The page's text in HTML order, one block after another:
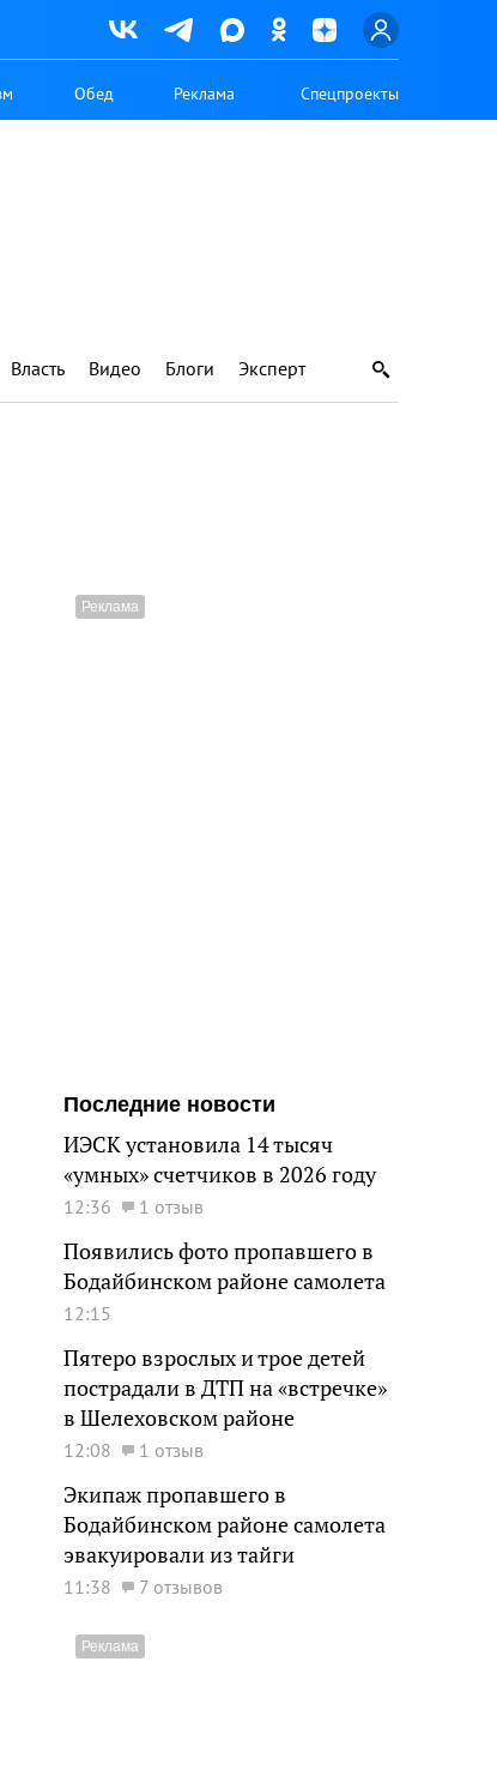
Обед Реклама Спецпроекты
Власть Видео Блоги Эксперт
Последние новости
ИЭСК установила 14 тысяч
«умных» счетчиков в 2026 году
12:36 1 отзыв
Появились фото пропавшего в
Бодайбинском районе самолета
12:15
Пятеро взрослых и трое детей
пострадали в ДТП на «встречке»
в Шелеховском районе
12:08 1 отзыв
Экипаж пропавшего в
Бодайбинском районе самолета
эвакуировали из тайги
11:38 7 отзывов